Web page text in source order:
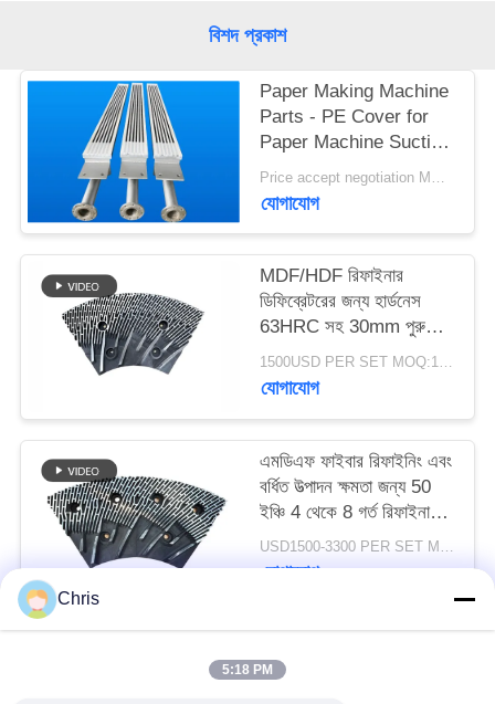
PRIVACY
POLICY
বিশদ প্রকাশ
Paper Making Machine
Parts - PE Cover for
Paper Machine Suction
Box
Price accept negotiation MOQ:1 বিন্যাস করুন
যোগাযোগ
MDF/HDF রিফাইনার
ডিফিব্রেটরের জন্য হার্ডনেস
63HRC সহ 30mm পুরু
রিফাইনার সেগমেন্ট
1500USD PER SET MOQ:1 সেট
যোগাযোগ
এমডিএফ ফাইবার রিফাইনিং এবং
বর্ধিত উত্পাদন ক্ষমতা জন্য 50
ইঞ্চি 4 থেকে 8 গর্ত রিফাইনার
স্ট্যাটর এবং রটার
USD1500-3300 PER SET MOQ:১টি সেট
যোগাযোগ
Chris
5:18 PM